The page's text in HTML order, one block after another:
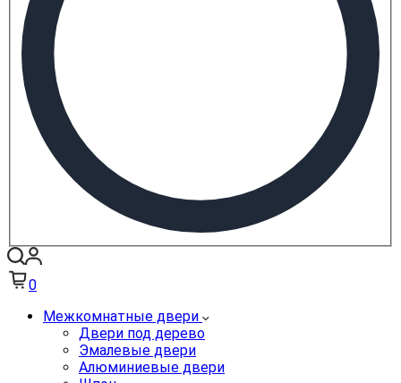
0
Межкомнатные двери
Двери под дерево
Эмалевые двери
Алюминиевые двери